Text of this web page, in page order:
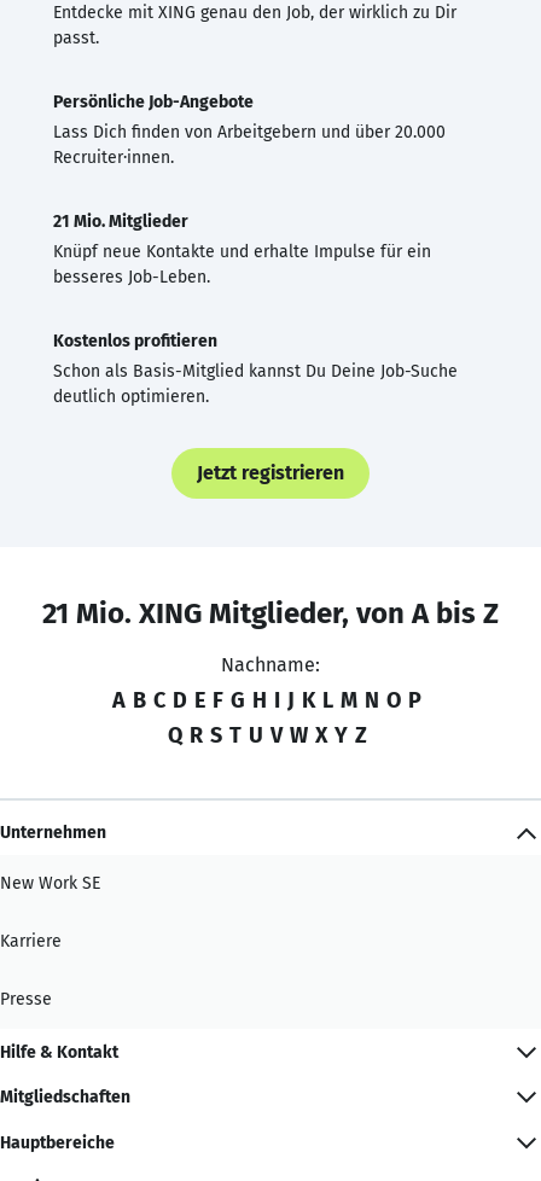
Entdecke mit XING genau den Job, der wirklich zu Dir
passt.
Persönliche Job-Angebote
Lass Dich finden von Arbeitgebern und über 20.000
Recruiter·innen.
21 Mio. Mitglieder
Knüpf neue Kontakte und erhalte Impulse für ein
besseres Job-Leben.
Kostenlos profitieren
Schon als Basis-Mitglied kannst Du Deine Job-Suche
deutlich optimieren.
Jetzt registrieren
21 Mio. XING Mitglieder, von A bis Z
Nachname:
A B C D E F G H I J K L M N O P
Q R S T U V W X Y Z
Unternehmen
New Work SE
Karriere
Presse
Hilfe & Kontakt
Mitgliedschaften
Hauptbereiche